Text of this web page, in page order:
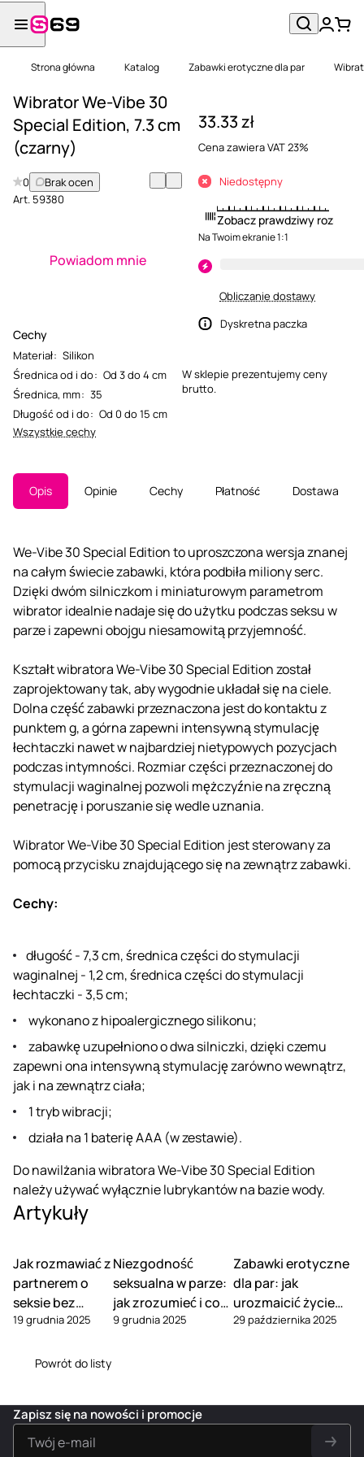
Strona główna Katalog Zabawki erotyczne dla par
Wibrator We-Vibe 30
Special Edition, 7.3 cm
(czarny)
0
Brak ocen
Art. 59380
Powiadom mnie
Cechy
Materiał: Silikon
Średnica od i do: Od 3 do 4 cm
Średnica, mm: 35
Długość od i do: Od 0 do 15 cm
Wszystkie cechy
33.33 zł
Cena zawiera VAT 23%
Niedostępny
Zobacz prawdziwy rozmiar
Na Twoim ekranie 1:1
Obliczanie dostawy
Dyskretna paczka
W sklepie prezentujemy ceny
brutto.
Opis Opinie Cechy Płatność Dostawa
We-Vibe 30 Special Edition to uproszczona wersja znanej
na całym świecie zabawki, która podbiła miliony serc.
Dzięki dwóm silniczkom i miniaturowym parametrom
wibrator idealnie nadaje się do użytku podczas seksu w
parze i zapewni obojgu niesamowitą przyjemność.
Kształt wibratora We-Vibe 30 Special Edition został
zaprojektowany tak, aby wygodnie układał się na ciele.
Dolna część zabawki przeznaczona jest do kontaktu z
punktem g, a górna zapewni intensywną stymulację
łechtaczki nawet w najbardziej nietypowych pozycjach
podczas intymności. Rozmiar części przeznaczonej do
stymulacji waginalnej pozwoli mężczyźnie na zręczną
penetrację i poruszanie się wedle uznania.
Wibrator We-Vibe 30 Special Edition jest sterowany za
pomocą przycisku znajdującego się na zewnątrz zabawki.
Cechy:
długość - 7,3 cm, średnica części do stymulacji
waginalnej - 1,2 cm, średnica części do stymulacji
łechtaczki - 3,5 cm;
wykonano z hipoalergicznego silikonu;
zabawkę uzupełniono o dwa silniczki, dzięki czemu
zapewni ona intensywną stymulację zarówno wewnątrz,
jak i na zewnątrz ciała;
1 tryb wibracji;
działa na 1 baterię AAA (w zestawie).
Do nawilżania wibratora We-Vibe 30 Special Edition
należy używać wyłącznie lubrykantów na bazie wody.
Artykuły
Jak rozmawiać z
partnerem o
seksie bez
wstydu
19 grudnia 2025
Niezgodność
seksualna w parze:
jak zrozumieć i co
zrobić
9 grudnia 2025
Zabawki erotyczne
dla par: jak
urozmaicić życie
intymne
29 października 2025
Powrót do listy
Zapisz się na nowości i promocje